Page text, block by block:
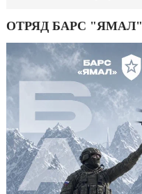
ОТРЯД БАРС "ЯМАЛ"